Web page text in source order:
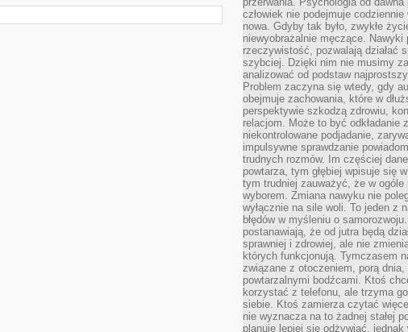
człowiek nie podejmuje
nowa. Gdyby tak było, zwykłe
niewyobrażalnie męczące. Nawyki
rzeczywistość, pozwalają działać
szybciej. Dzięki nim nie musimy
analizować od podstaw
Problem zaczyna się wtedy, gdy
obejmuje zachowania, które w
perspektywie szkodzą zdrowiu,
relacjom. Może to być odkładanie
niekontrolowane podjadanie,
impulsywne sprawdzanie
trudnych rozmów. Im częściej
powtarza, tym głębiej wpisuje się
tym trudniej zauważyć, że w ogóle
wyborem. Zmiana nawyku nie
wyłącznie na sile woli. To jeden z
błędów w myśleniu o
postanawiają, że od jutra będą
sprawniej i zdrowiej, ale nie
których funkcjonują. Tymczasem
związane z otoczeniem, porą dnia,
powtarzalnymi bodźcami. Ktoś
korzystać z telefonu, ale trzyma
siebie. Ktoś zamierza czytać
nie wyznacza na to żadnej stałej
planuje lepiej się odżywiać, jednak